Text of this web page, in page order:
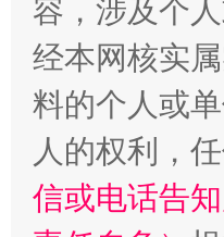
网上购药对药下
容，涉及个
经本网核实
料的个人或
人的权利，
信或电话告